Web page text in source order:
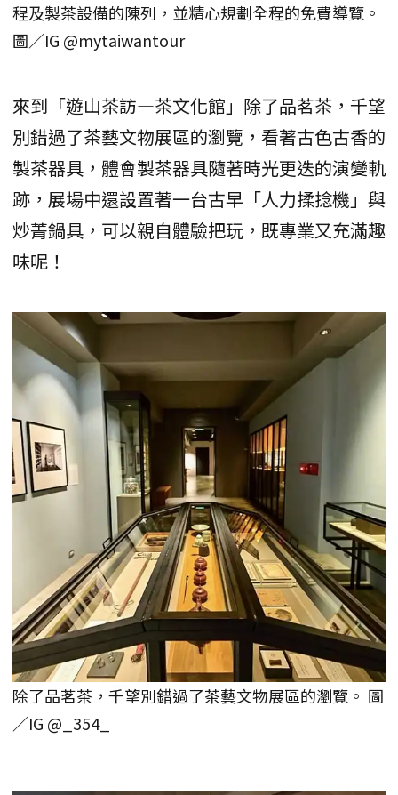
程及製茶設備的陳列，並精心規劃全程的免費導覽。
圖／IG @mytaiwantour
來到「遊山茶訪—茶文化館」除了品茗茶，千望
別錯過了茶藝文物展區的瀏覽，看著古色古香的
製茶器具，體會製茶器具隨著時光更迭的演變軌
跡，展場中還設置著一台古早「人力揉捻機」與
炒菁鍋具，可以親自體驗把玩，既專業又充滿趣
味呢！
除了品茗茶，千望別錯過了茶藝文物展區的瀏覽。 圖
／IG @_354_